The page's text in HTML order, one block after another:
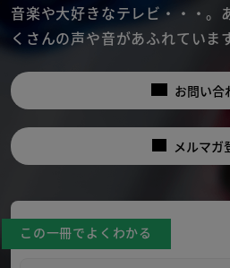
音楽や大好きなテレビ・・・。
くさんの声や音があふれています
お問い合
メルマガ
この一冊でよくわかる